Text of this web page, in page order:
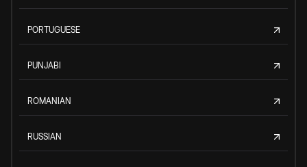
PORTUGUESE
PUNJABI
ROMANIAN
RUSSIAN